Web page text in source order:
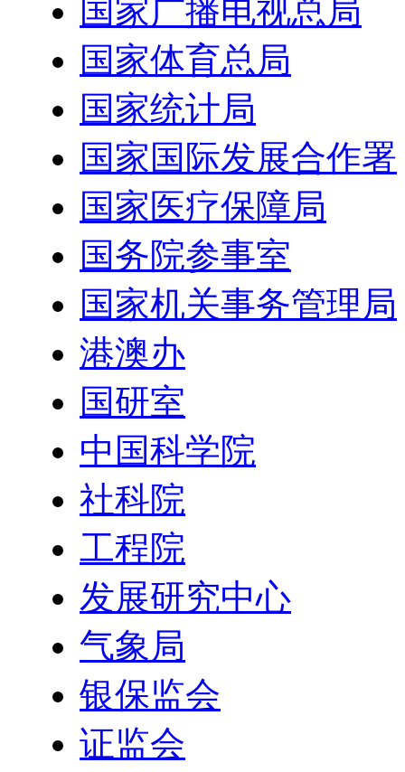
国家广播电视总局
国家体育总局
国家统计局
国家国际发展合作署
国家医疗保障局
国务院参事室
国家机关事务管理局
港澳办
国研室
中国科学院
社科院
工程院
发展研究中心
气象局
银保监会
证监会